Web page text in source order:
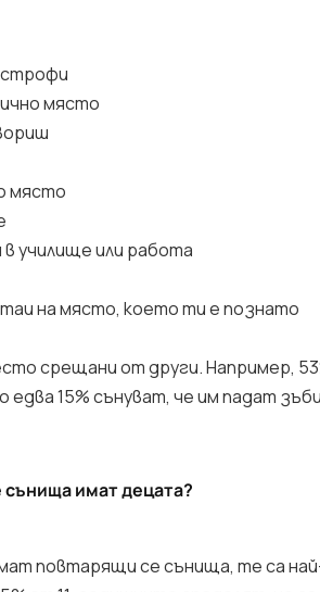
място
място
училище или работа
на място, което ти е познато
срещани от други. Например,
едва 15% сънуват, че им падат
имат децата?
повтарящи се сънища, те са